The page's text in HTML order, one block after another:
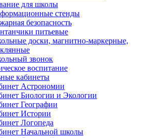
для школы
стенды
безопасность
питьевые
доски, магнитно-маркерные,
звонок
воспитание
кабинеты
Астрономии
Биологии и Экологии
Географии
Истории
Логопеда
Начальной школы